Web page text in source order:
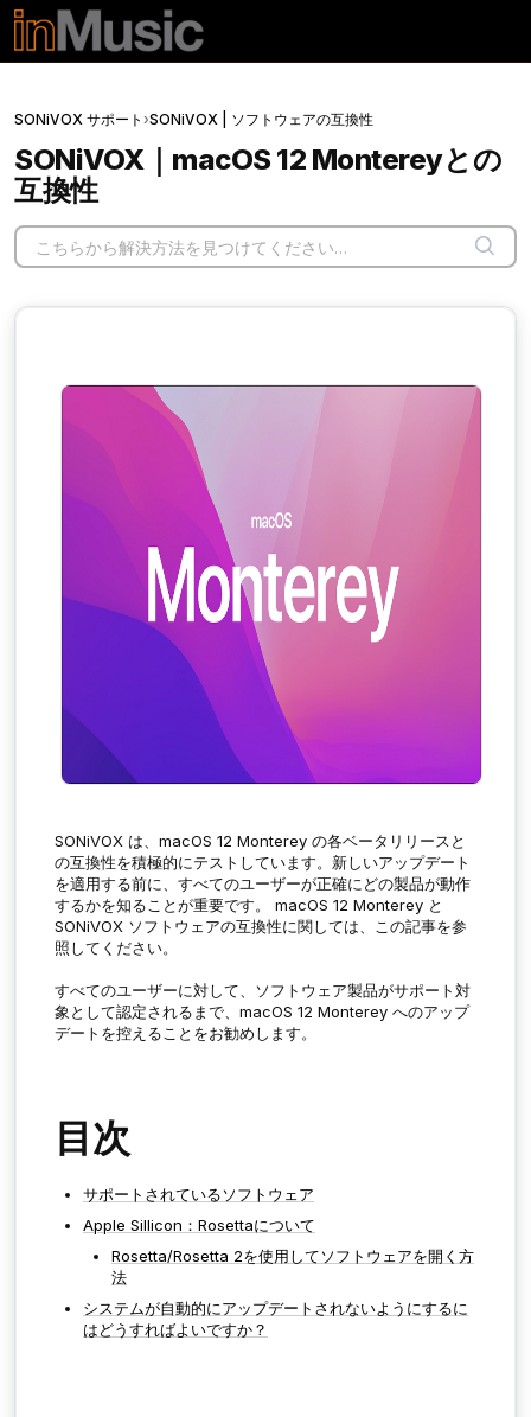
メインコンテンツに移動
SONiVOX サポート ›SONiVOX | ソフトウェアの互換性
SONiVOX｜macOS 12 Montereyとの
互換性
SONiVOX は、 macOS 12 Monterey の各ベータリリースと
の互換性を積極的にテストしています。 新しいアップデート
を適用する前に、すべてのユーザーが正確にどの製品が動作
するかを知ることが重要です。
macOS 12 Monterey と
SONiVOX ソフトウェアの互換性に関しては、この記事を参
照してください。
すべてのユーザーに対して、ソフトウェア製品がサポート対
象として認定されるまで
macOS 12 Monterey へのアップ
デートを控えることをお勧めします。
目次
サポートされているソフトウェア
Apple Sillicon：Rosettaについて
Rosetta/Rosetta 2を使用してソフトウェアを開く方
法
システムが自動的にアップデートされないようにするに
はどうすればよいですか？